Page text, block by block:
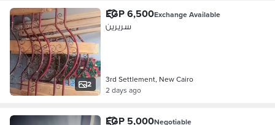
2
EGP 6,500Exchange Available
سريرين
3rd Settlement, New Cairo
2 days ago
EGP 5,000Negotiable